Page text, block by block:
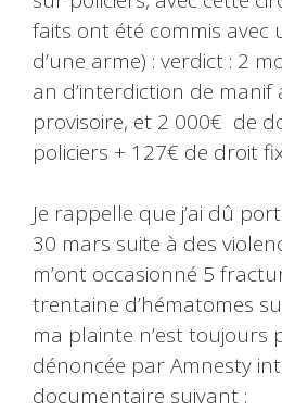
faits ont été commis avec
d’une arme) : verdict : 2
an d’interdiction de manif
provisoire, et 2 000€ de
policiers + 127€ de droit
Je rappelle que j’ai dû
30 mars suite à des
m’ont occasionné 5
trentaine d’hématomes
ma plainte n’est toujours
dénoncée par Amnesty
documentaire suivant :